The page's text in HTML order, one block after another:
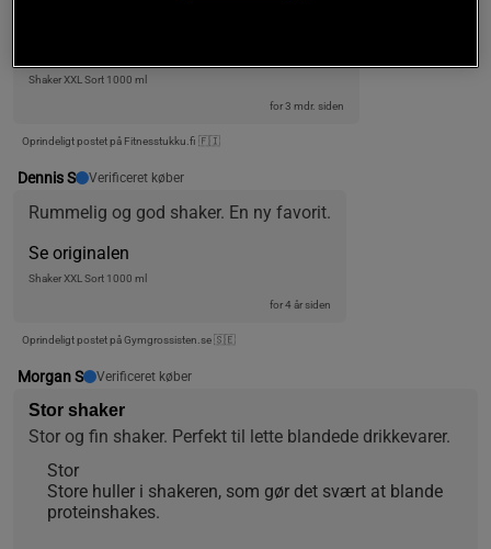
Shaker XXL Sort 1000 ml
for 3 mdr. siden
Oprindeligt postet på Fitnesstukku.fi 🇫🇮
Dennis S Verificeret køber
Rummelig og god shaker. En ny favorit.
Se originalen
Shaker XXL Sort 1000 ml
for 4 år siden
Oprindeligt postet på Gymgrossisten.se 🇸🇪
Morgan S Verificeret køber
Stor shaker
Stor og fin shaker. Perfekt til lette blandede drikkevarer.
Stor
Store huller i shakeren, som gør det svært at blande
proteinshakes.